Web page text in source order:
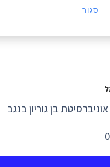
בן גוריון בנגב
סגור